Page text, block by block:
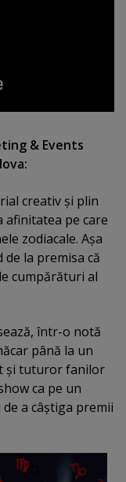
& Events
creativ şi plin
afinitatea pe care
zodiacale. Aşa
la premisa că
cumpărături al
într-o notă
până la un
şi tuturor fanilor
ca pe un
a câştiga premii